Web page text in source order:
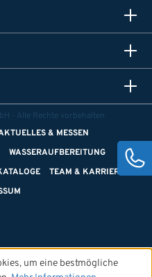
- Alle Rechte vorbehalten
& MESSEN
WASSERAUFBEREITUNG
TEAM & KARRIERE
um eine bestmögliche